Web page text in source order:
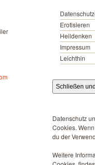
Erotisieren
Heildenken
Impressum
Leichthin
Datenschutz
Cookies.
du der
Weitere